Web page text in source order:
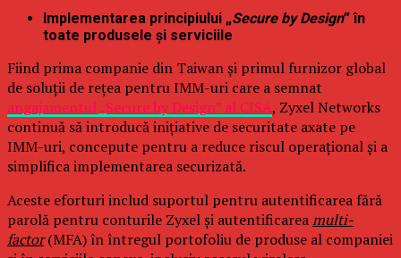
Implementarea principiului „Secure by Design” în
toate produsele și serviciile
Fiind prima companie din Taiwan și primul furnizor global
de soluții de rețea pentru IMM-uri care a semnat
angajamentul „Secure by Design” al CISA, Zyxel Networks
continuă să introducă inițiative de securitate axate pe
IMM-uri, concepute pentru a reduce riscul operațional și a
simplifica implementarea securizată.
Aceste eforturi includ suportul pentru autentificarea fără
parolă pentru conturile Zyxel și autentificareamulti-
factor(MFA) în întregul portofoliu de produse al companiei